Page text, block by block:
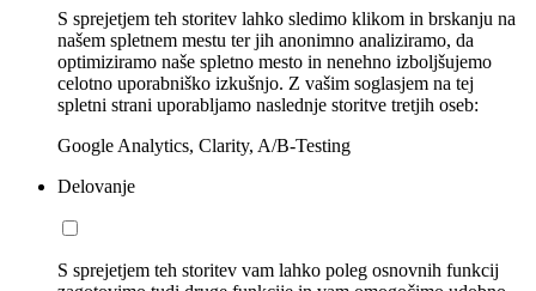
S sprejetjem teh storitev lahko sledimo klikom in brskanju na
našem spletnem mestu ter jih anonimno analiziramo, da
optimiziramo naše spletno mesto in nenehno izboljšujemo
celotno uporabniško izkušnjo. Z vašim soglasjem na tej
spletni strani uporabljamo naslednje storitve tretjih oseb:
Google Analytics, Clarity, A/B-Testing
Delovanje
S sprejetjem teh storitev vam lahko poleg osnovnih funkcij